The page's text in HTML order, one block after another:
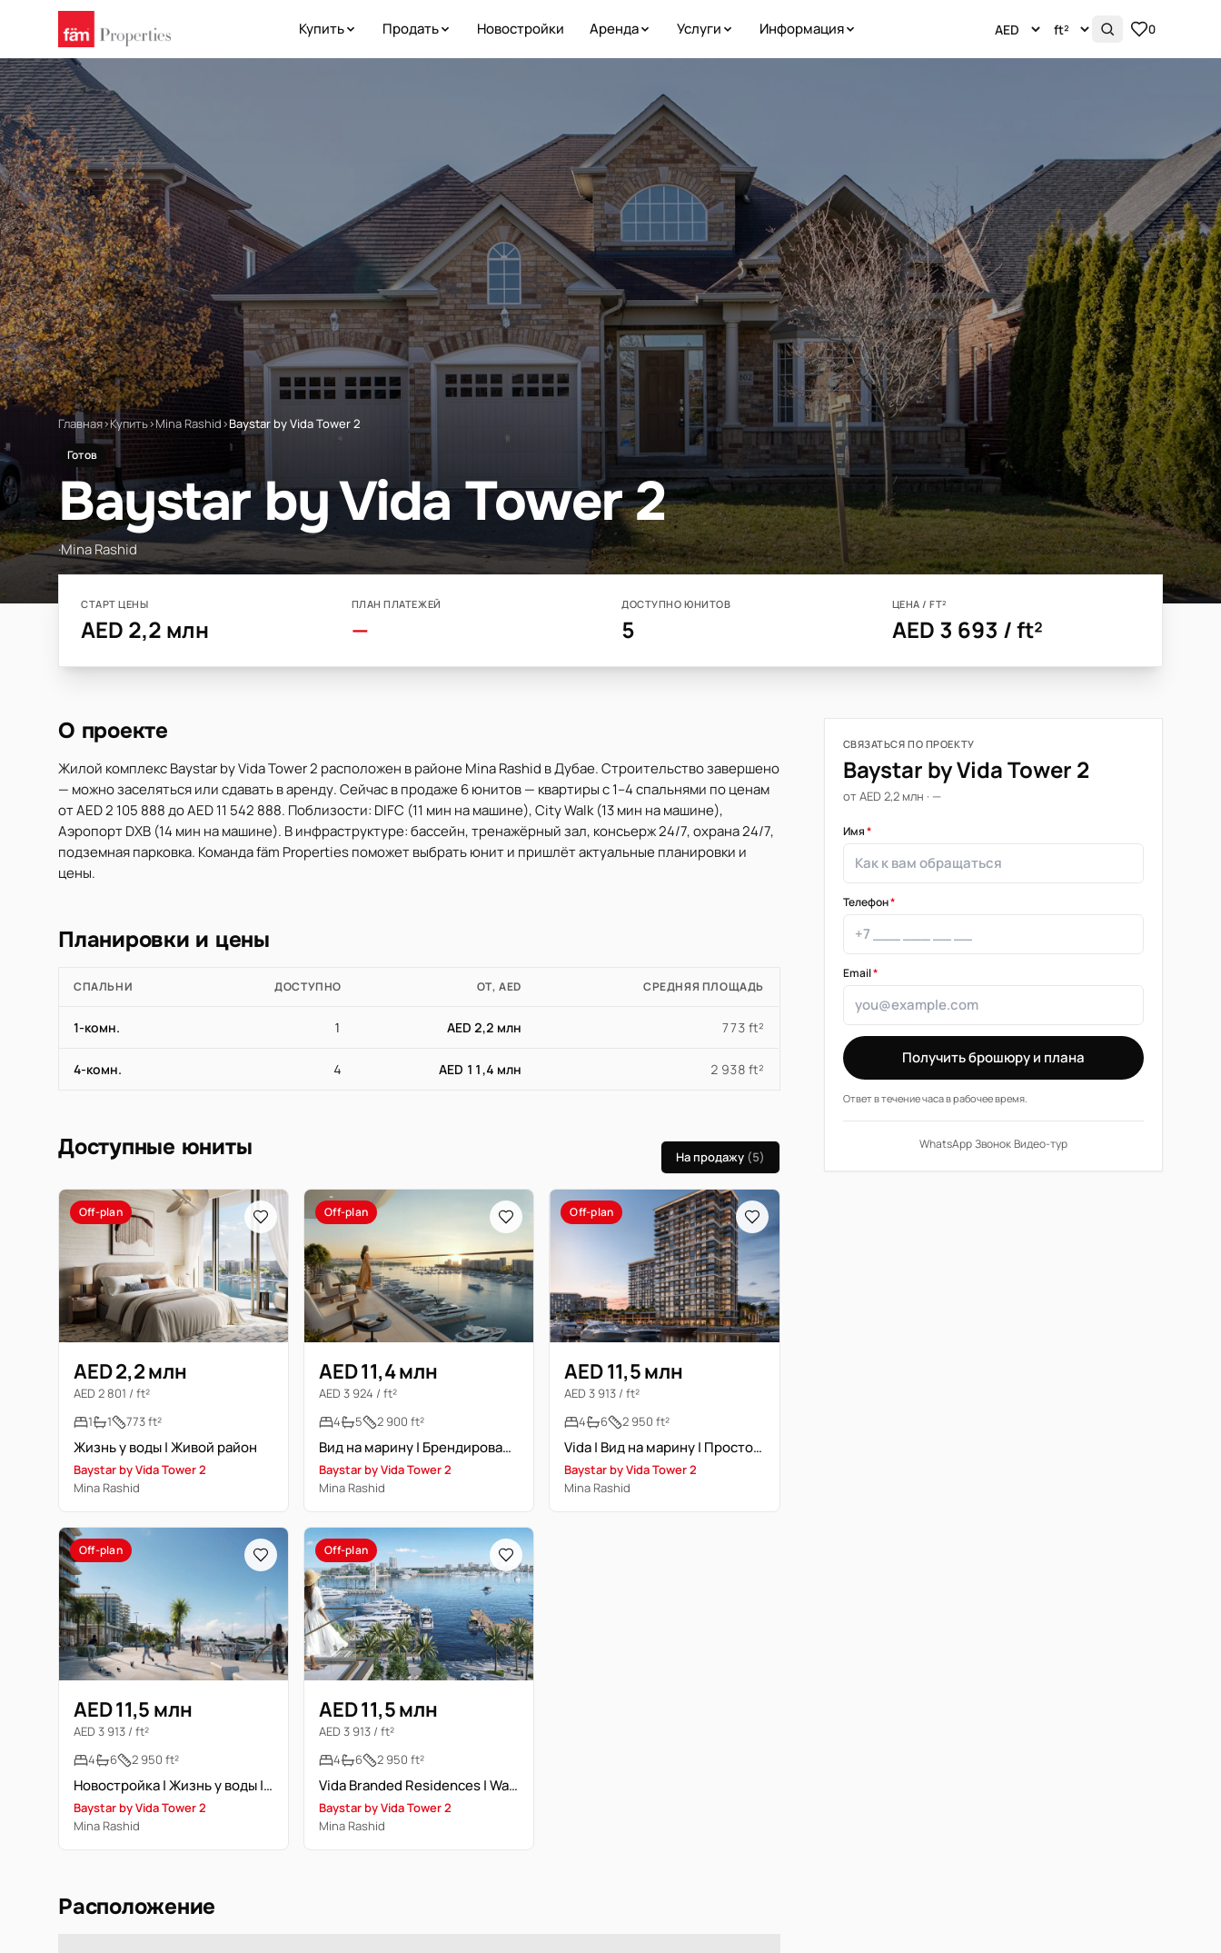
Купить Продать Новостройки Аренда Услуги Информация 0
Главная›Купить›Mina Rashid›Baystar by Vida Tower 2
Готов
Baystar by Vida Tower 2
·Mina Rashid
СТАРТ ЦЕНЫ
AED 2,2 млн
ПЛАН ПЛАТЕЖЕЙ
—
ДОСТУПНО ЮНИТОВ
5
ЦЕНА / FT²
AED 3 693 / ft²
О проекте
Жилой комплекс Baystar by Vida Tower 2 расположен в районе Mina Rashid в Дубае. Строительство завершено
— можно заселяться или сдавать в аренду. Сейчас в продаже 6 юнитов — квартиры с 1–4 спальнями по ценам
от AED 2 105 888 до AED 11 542 888. Поблизости: DIFC (11 мин на машине), City Walk (13 мин на машине),
Аэропорт DXB (14 мин на машине). В инфраструктуре: бассейн, тренажёрный зал, консьерж 24/7, охрана 24/7,
подземная парковка. Команда fäm Properties поможет выбрать юнит и пришлёт актуальные планировки и
цены.
Планировки и цены
СПАЛЬНИ ДОСТУПНО ОТ, AED СРЕДНЯЯ ПЛОЩАДЬ
1-комн. 1 AED 2,2 млн 773 ft²
4-комн. 4 AED 11,4 млн 2 938 ft²
Доступные юниты На продажу (5)
Off-plan
AED 2,2 млн
AED 2 801 / ft²
1
1 773 ft²
Жизнь у воды | Живой район
Baystar by Vida Tower 2
Mina Rashid
Off-plan
AED 11,4 млн
AED 3 924 / ft²
4
5 2 900 ft²
Вид на марину | Брендированная резиденция | Высокий этаж
Baystar by Vida Tower 2
Mina Rashid
Off-plan
AED 11,5 млн
AED 3 913 / ft²
4
6 2 950 ft²
Vida | Вид на марину | Просторная планировка
Baystar by Vida Tower 2
Mina Rashid
Off-plan
AED 11,5 млн
AED 3 913 / ft²
4
6 2 950 ft²
Новостройка | Жизнь у воды | Забронировать
Baystar by Vida Tower 2
Mina Rashid
Off-plan
AED 11,5 млн
AED 3 913 / ft²
4
6 2 950 ft²
Vida Branded Residences | Waterfront Living | 4 спальни
Baystar by Vida Tower 2
Mina Rashid
Расположение
СВЯЗАТЬСЯ ПО ПРОЕКТУ
Baystar by Vida Tower 2
от AED 2,2 млн · —
Имя*
Телефон*
Email*
Получить брошюру и плана
Ответ в течение часа в рабочее время.
WhatsApp·Звонок·Видео-тур